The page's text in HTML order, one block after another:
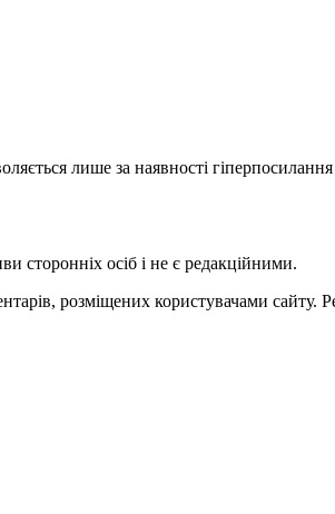
лише за наявності
сторонніх осіб і не є редакційними.
розміщених користувачами сайту.